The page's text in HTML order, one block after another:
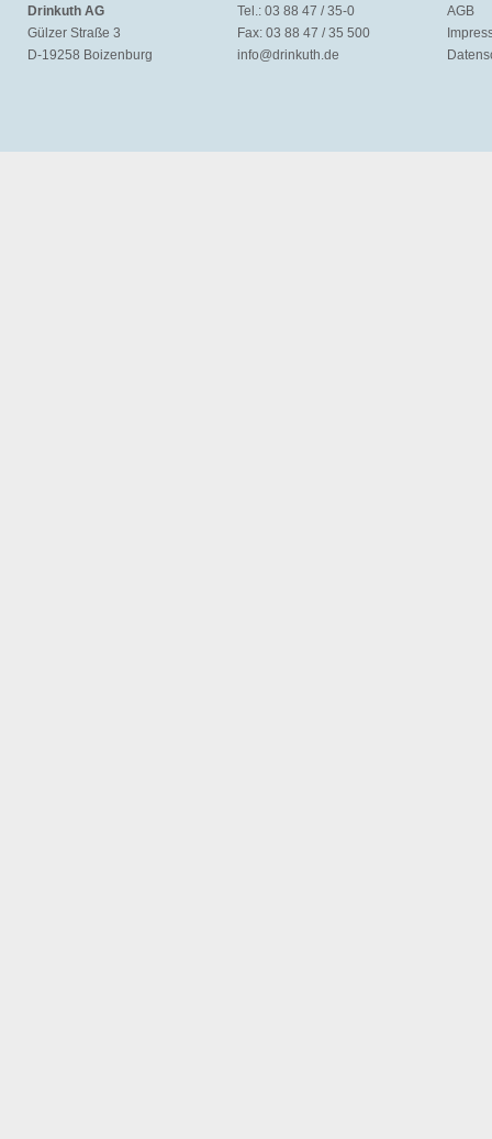
Drinkuth AG
Gülzer Straße 3
D-19258 Boizenburg
Tel.: 03 88 47 / 35-0
Fax: 03 88 47 / 35 500
info@drinkuth.de
AGB